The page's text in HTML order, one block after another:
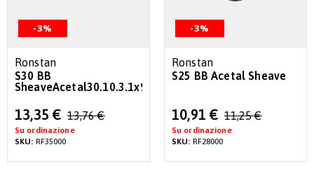
-3%
Ronstan
S30 BB
SheaveAcetal30.10.3.1x9.45mm
Special
Price
13,35 € 13,76 €
Su ordinazione
SKU: RF35000
-3%
Ronstan
S25 BB Acetal Sheave
Special
Price
10,91 € 11,25 €
Su ordinazione
SKU: RF28000